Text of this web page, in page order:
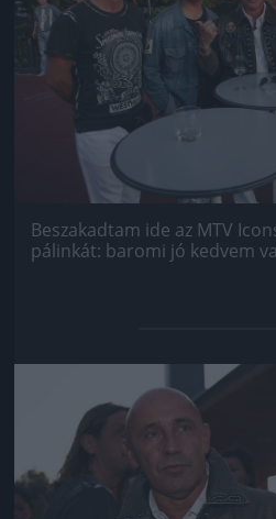
Beszakadtam ide az MTV
pálinkát: baromi jó kedvem
Jön még